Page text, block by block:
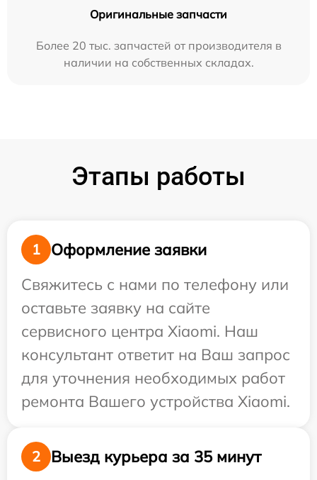
Оригинальные запчасти
Более 20 тыс. запчастей от производителя в
наличии на собственных складах.
Этапы работы
1
Оформление заявки
Свяжитесь с нами по телефону или
оставьте заявку на сайте
сервисного центра Xiaomi. Наш
консультант ответит на Ваш запрос
для уточнения необходимых работ
ремонта Вашего устройства Xiaomi.
2
Выезд курьера за 35 минут